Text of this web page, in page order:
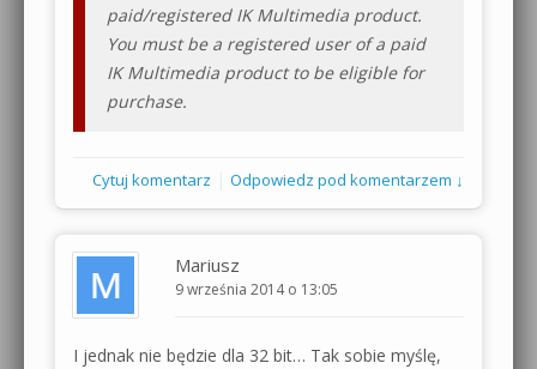
paid/registered IK Multimedia product.
You must be a registered user of a paid
IK Multimedia product to be eligible for
purchase.
Cytuj komentarz Odpowiedz pod komentarzem ↓
Mariusz
9 września 2014 o 13:05
I jednak nie będzie dla 32 bit… Tak sobie myślę,